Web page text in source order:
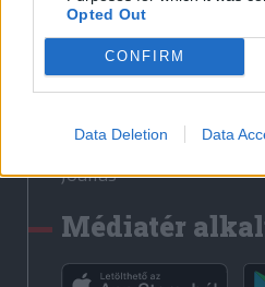
Opted Out
CONFIRM
Data Deletion Data
Bihari Napló
Erdélyi Napló
Főtér
Rádió GaGa
Jóállás
Médiatér